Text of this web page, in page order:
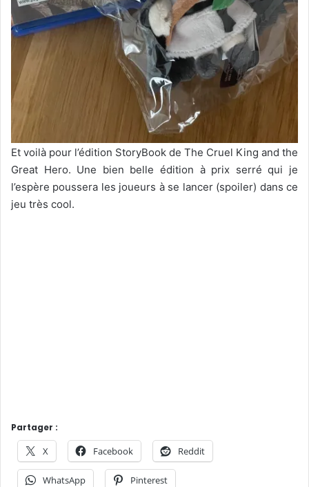
Et voilà pour l’édition StoryBook de The Cruel King and the
Great Hero. Une bien belle édition à prix serré qui je
l’espère poussera les joueurs à se lancer (spoiler) dans ce
jeu très cool.
Partager :
X Facebook Reddit
WhatsApp Pinterest